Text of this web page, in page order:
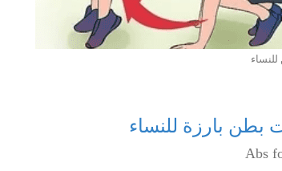
بطن بارزة للنساء
Abs